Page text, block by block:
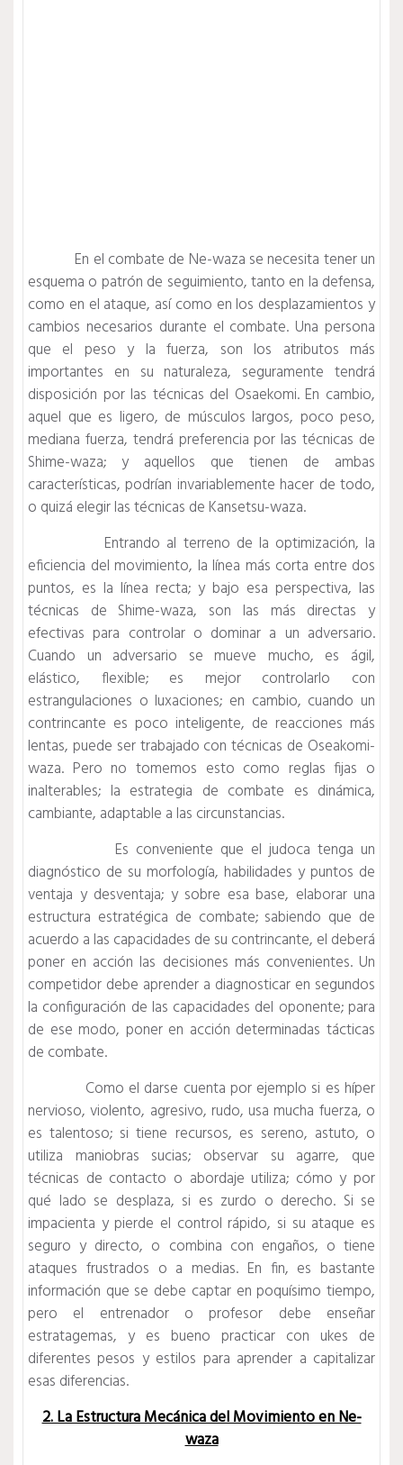
En el combate de Ne-waza se necesita tener un
esquema o patrón de seguimiento, tanto en la defensa,
como en el ataque, así como en los desplazamientos y
cambios necesarios durante el combate. Una persona
que el peso y la fuerza, son los atributos más
importantes en su naturaleza, seguramente tendrá
disposición por las técnicas del Osaekomi. En cambio,
aquel que es ligero, de músculos largos, poco peso,
mediana fuerza, tendrá preferencia por las técnicas de
Shime-waza; y aquellos que tienen de ambas
características, podrían invariablemente hacer de todo,
o quizá elegir las técnicas de Kansetsu-waza.
Entrando al terreno de la optimización, la
eficiencia del movimiento, la línea más corta entre dos
puntos, es la línea recta; y bajo esa perspectiva, las
técnicas de Shime-waza, son las más directas y
efectivas para controlar o dominar a un adversario.
Cuando un adversario se mueve mucho, es ágil,
elástico, flexible; es mejor controlarlo con
estrangulaciones o luxaciones; en cambio, cuando un
contrincante es poco inteligente, de reacciones más
lentas, puede ser trabajado con técnicas de Oseakomi-
waza. Pero no tomemos esto como reglas fijas o
inalterables; la estrategia de combate es dinámica,
cambiante, adaptable a las circunstancias.
Es conveniente que el judoca tenga un
diagnóstico de su morfología, habilidades y puntos de
ventaja y desventaja; y sobre esa base, elaborar una
estructura estratégica de combate; sabiendo que de
acuerdo a las capacidades de su contrincante, el deberá
poner en acción las decisiones más convenientes. Un
competidor debe aprender a diagnosticar en segundos
la configuración de las capacidades del oponente; para
de ese modo, poner en acción determinadas tácticas
de combate.
Como el darse cuenta por ejemplo si es híper
nervioso, violento, agresivo, rudo, usa mucha fuerza, o
es talentoso; si tiene recursos, es sereno, astuto, o
utiliza maniobras sucias; observar su agarre, que
técnicas de contacto o abordaje utiliza; cómo y por
qué lado se desplaza, si es zurdo o derecho. Si se
impacienta y pierde el control rápido, si su ataque es
seguro y directo, o combina con engaños, o tiene
ataques frustrados o a medias. En fin, es bastante
información que se debe captar en poquísimo tiempo,
pero el entrenador o profesor debe enseñar
estratagemas, y es bueno practicar con ukes de
diferentes pesos y estilos para aprender a capitalizar
esas diferencias.
2. La Estructura Mecánica del Movimiento en Ne-
waza